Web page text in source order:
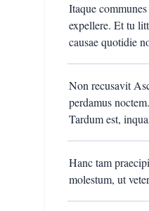
Itaque
expellere. Et tu
causae quotidie
Non recusavit
perdamus
Tardum est,
Hanc tam
molestum, ut